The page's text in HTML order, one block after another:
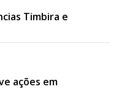
Timbira e
ações em